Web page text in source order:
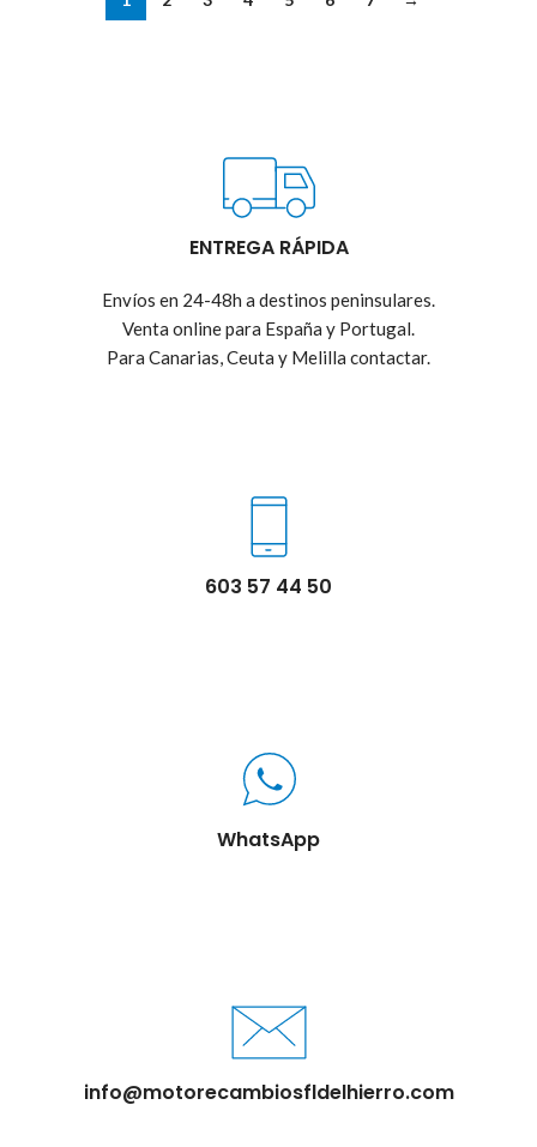
ENTREGA RÁPIDA
Envíos en 24-48h a destinos peninsulares.
Venta online para España y Portugal.
Para Canarias, Ceuta y Melilla contactar.
603 57 44 50
WhatsApp
info@motorecambiosfldelhierro.com